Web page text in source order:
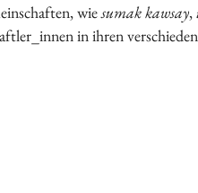
wiesumak kawsay,
in ihren